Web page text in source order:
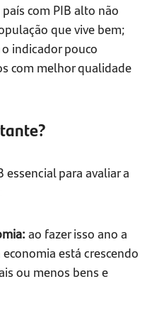
com PIB alto não
que vive bem;
indicador pouco
com melhor qualidade
para avaliar a
ao fazer isso ano a
está crescendo
ou menos bens e